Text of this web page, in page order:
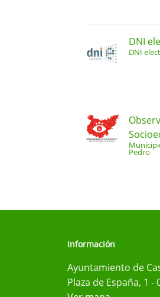
DNI
DNI
Pedro
Información
Ayuntamiento de
Plaza de España, 1 -